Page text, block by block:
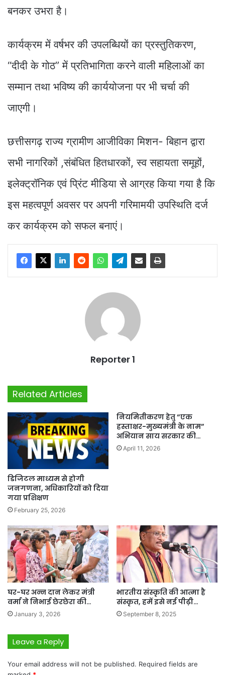
बनकर उभरा है।
कार्यक्रम में वर्षभर की उपलब्धियों का प्रस्तुतिकरण,
“दीदी के गोठ” में प्रतिभागिता करने वाली महिलाओं का
सम्मान तथा भविष्य की कार्ययोजना पर भी चर्चा की
जाएगी।
छत्तीसगढ़ राज्य ग्रामीण आजीविका मिशन- बिहान द्वारा
सभी नागरिकों ,संबंधित हितधारकों, स्व सहायता समूहों,
इलेक्ट्रॉनिक एवं प्रिंट मीडिया से आग्रह किया गया है कि
इस महत्वपूर्ण अवसर पर अपनी गरिमामयी उपस्थिति दर्ज
कर कार्यक्रम को सफल बनाएं।
Reporter 1
Related Articles
डिजिटल माध्यम से होगी
जनगणना, अधिकारियों को दिया
गया प्रशिक्षण
February 25, 2026
नियमितीकरण हेतु “एक
हस्ताक्षर-मुख्यमंत्री के नाम”
अभियान साय सरकार की…
April 11, 2026
घर-घर अन्न दान लेकर मंत्री
वर्मा ने निभाई छेरछेरा की…
January 3, 2026
भारतीय संस्कृति की आत्मा है
संस्कृत, हमें इसे नई पीढ़ी…
September 8, 2025
Leave a Reply
Your email address will not be published. Required fields are